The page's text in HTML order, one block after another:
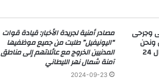
وجرحى
ونحن
أمام أعنف صلية صاروخية خلال ال 24
مصادر أمنية لجريدة الأخبار: قيادة قوات
“اليونيفيل” طلبت من جميع موظفيها
المدنيين الخروج مع عائلاتهم إلى مناطق
آمنة شمال نهر الليطاني
2024-09-23